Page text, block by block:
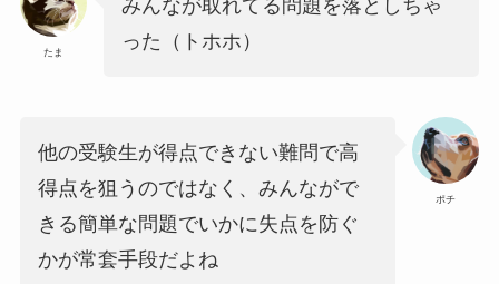
たま
みんなが取れてる問題を落としちゃ
った（トホホ）
ポチ
他の受験生が得点できない難問で高
得点を狙うのではなく、みんながで
きる簡単な問題でいかに失点を防ぐ
かが常套手段だよね